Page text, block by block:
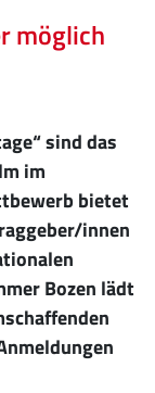
möglich
sind das
im
bietet
innen
Bozen lädt